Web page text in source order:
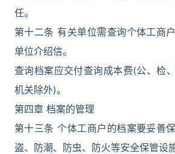
任。
第十二条 有关单位需查询个体工商
单位介绍信。
查询档案应交付查询成本费(公、检
机关除外)。
第四章 档案的管理
第十三条 个体工商户的档案要妥善
盗、防潮、防虫、防火等安全保管设施